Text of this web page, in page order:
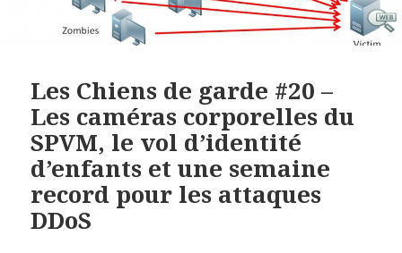
Les Chiens de garde #20 –
Les caméras corporelles du
SPVM, le vol d’identité
d’enfants et une semaine
record pour les attaques
DDoS